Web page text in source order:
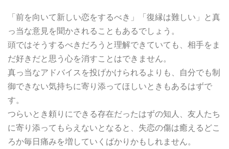
「前を向いて新しい恋をするべき」「復縁は難しい」と真
っ当な意見を聞かされることもあるでしょう。
頭ではそうするべきだろうと理解できていても、相手をま
だ好きだと思う心を消すことはできません。
真っ当なアドバイスを投げかけられるよりも、自分でも制
御できない気持ちに寄り添ってほしいときもあるはずで
す。
つらいとき頼りにできる存在だったはずの知人、友人たち
に寄り添ってもらえないとなると、失恋の傷は癒えるどこ
ろか毎日痛みを増していくばかりかもしれません。